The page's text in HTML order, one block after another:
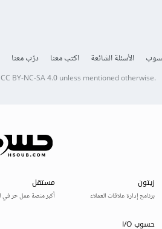
الأسئلة الشائعة اكتب معنا درّب معنا
CC BY-NC-SA 4.0unless mentioned otherwise.